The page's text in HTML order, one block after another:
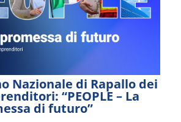
Nazionale di Rapallo dei
“PEOPLE – La
di futuro”